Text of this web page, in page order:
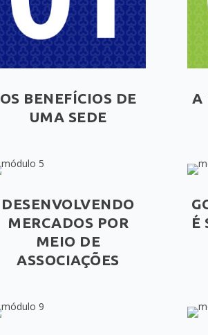
OS BENEFÍCIOS DE
UMA SEDE
A
DESENVOLVENDO
MERCADOS POR
MEIO DE
ASSOCIAÇÕES
É